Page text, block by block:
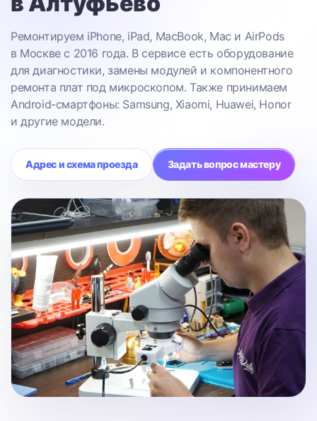
Ремонтируем iPhone, iPad, MacBook, Mac и AirPods
в Москве с 2016 года. В сервисе есть оборудование
для диагностики, замены модулей и компонентного
ремонта плат под микроскопом. Также принимаем
Android-смартфоны: Samsung, Xiaomi, Huawei, Honor
и другие модели.
Адрес и схема проезда Задать вопрос мастеру